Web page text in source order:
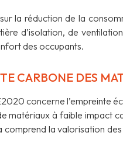
la réduction de la
d’isolation, de
des occupants.
CARBONE DES
concerne l’empreinte
matériaux à faible impact
la valorisation